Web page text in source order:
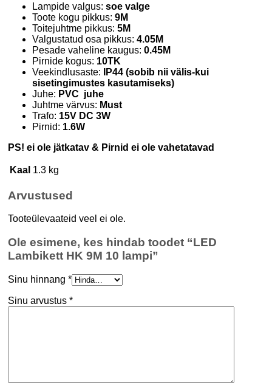
Lampide valgus: soe valge
Toote kogu pikkus: 9M
Toitejuhtme pikkus: 5M
Valgustatud osa pikkus: 4.05M
Pesade vaheline kaugus: 0.45M
Pirnide kogus: 10TK
Veekindlusaste: IP44 (sobib nii välis-kui
sisetingimustes kasutamiseks)
Juhe: PVC juhe
Juhtme värvus: Must
Trafo: 15V DC 3W
Pirnid: 1.6W
PS! ei ole jätkatav & Pirnid ei ole vahetatavad
Kaal 1.3 kg
Arvustused
Tooteülevaateid veel ei ole.
Ole esimene, kes hindab toodet “LED
Lambikett HK 9M 10 lampi”
Sinu hinnang *
Sinu arvustus *